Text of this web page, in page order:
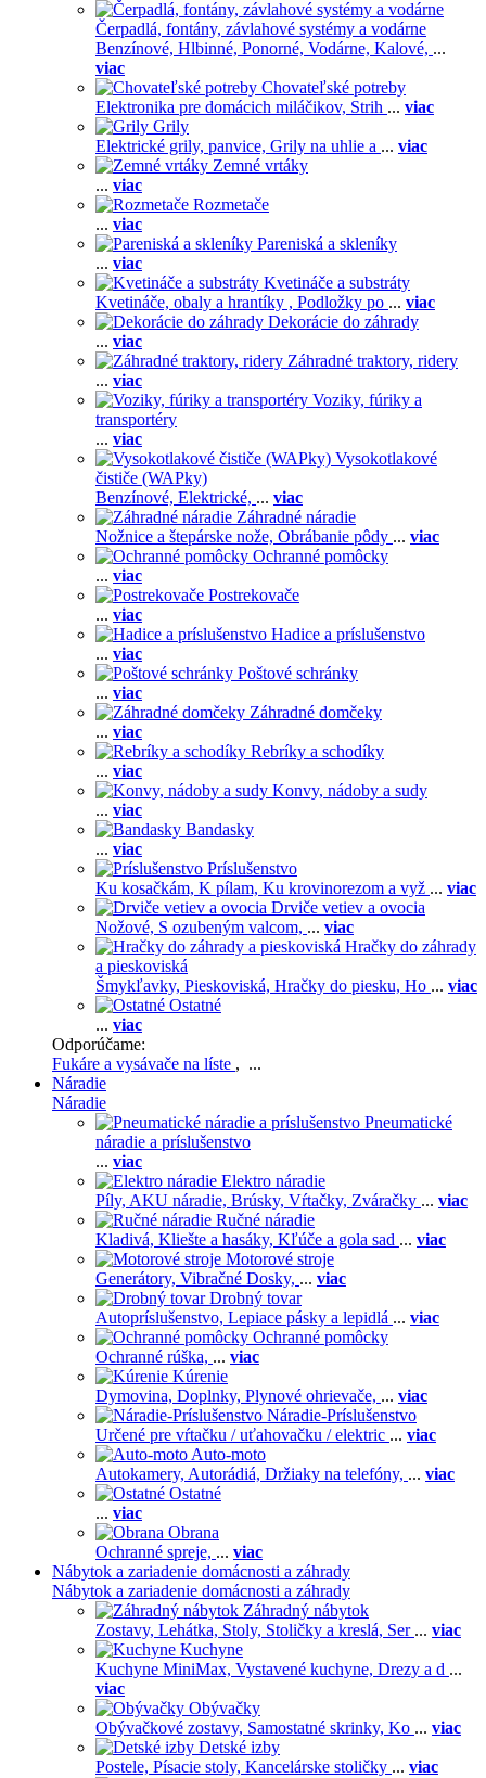
Čerpadlá, fontány, závlahové systémy a vodárne
Benzínové, Hlbinné, Ponorné, Vodárne, Kalové, ...
viac
Chovateľské potreby
Elektronika pre domácich miláčikov, Strih ... viac
Grily
Elektrické grily, panvice, Grily na uhlie a ... viac
Zemné vrtáky
... viac
Rozmetače
... viac
Pareniská a skleníky
... viac
Kvetináče a substráty
Kvetináče, obaly a hrantíky , Podložky po ... viac
Dekorácie do záhrady
... viac
Záhradné traktory, ridery
... viac
Voziky, fúriky a
transportéry
... viac
Vysokotlakové
čističe (WAPky)
Benzínové, Elektrické, ... viac
Záhradné náradie
Nožnice a štepárske nože, Obrábanie pôdy ... viac
Ochranné pomôcky
... viac
Postrekovače
... viac
Hadice a príslušenstvo
... viac
Poštové schránky
... viac
Záhradné domčeky
... viac
Rebríky a schodíky
... viac
Konvy, nádoby a sudy
... viac
Bandasky
... viac
Príslušenstvo
Ku kosačkám, K pílam, Ku krovinorezom a vyž ... viac
Drviče vetiev a ovocia
Nožové, S ozubeným valcom, ... viac
Hračky do záhrady
a pieskoviská
Šmykľavky, Pieskoviská, Hračky do piesku, Ho ... viac
Ostatné
... viac
Odporúčame:
Fukáre a vysávače na líste , ...
Náradie
Náradie
Pneumatické
náradie a príslušenstvo
... viac
Elektro náradie
Píly, AKU náradie, Brúsky, Vŕtačky, Zváračky ... viac
Ručné náradie
Kladivá, Kliešte a hasáky, Kľúče a gola sad ... viac
Motorové stroje
Generátory, Vibračné Dosky, ... viac
Drobný tovar
Autopríslušenstvo, Lepiace pásky a lepidlá ... viac
Ochranné pomôcky
Ochranné rúška, ... viac
Kúrenie
Dymovina, Doplnky, Plynové ohrievače, ... viac
Náradie-Príslušenstvo
Určené pre vŕtačku / uťahovačku / elektric ... viac
Auto-moto
Autokamery, Autorádiá, Držiaky na telefóny, ... viac
Ostatné
... viac
Obrana
Ochranné spreje, ... viac
Nábytok a zariadenie domácnosti a záhrady
Nábytok a zariadenie domácnosti a záhrady
Záhradný nábytok
Zostavy, Lehátka, Stoly, Stoličky a kreslá, Ser ... viac
Kuchyne
Kuchyne MiniMax, Vystavené kuchyne, Drezy a d ...
viac
Obývačky
Obývačkové zostavy, Samostatné skrinky, Ko ... viac
Detské izby
Postele, Písacie stoly, Kancelárske stoličky ... viac